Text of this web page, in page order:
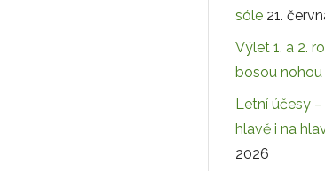
sóle 21.
Výlet 1. a 2.
bosou nohou
Letní účesy
hlavě i na
2026